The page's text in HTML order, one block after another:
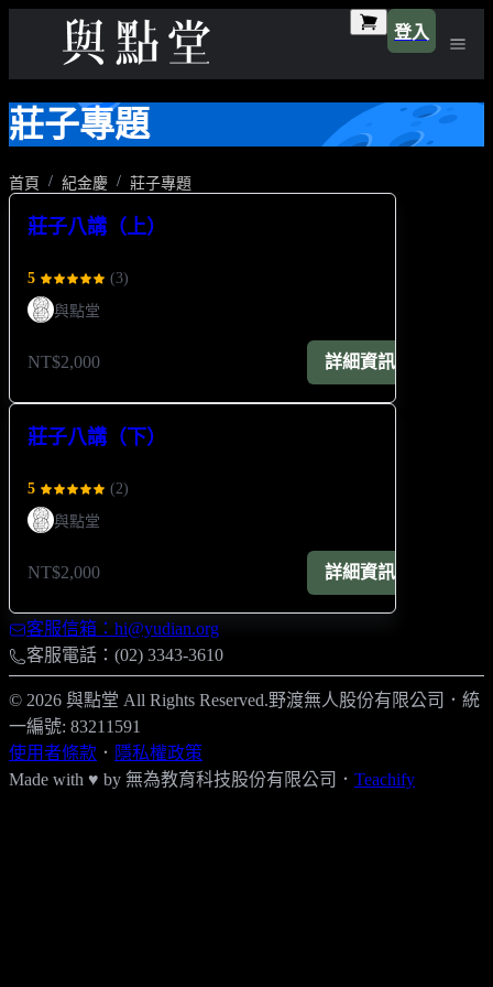
登入
莊子專題
首頁 紀金慶 莊子專題
莊子八講（上）
5 (3)
與點堂
NT$2,000 詳細資訊
莊子八講（下）
5 (2)
與點堂
NT$2,000 詳細資訊
客服信箱：hi@yudian.org
客服電話：(02) 3343-3610
© 2026 與點堂 All Rights Reserved.野渡無人股份有限公司 ． 統
一編號: 83211591
使用者條款 ． 隱私權政策
Made with ♥ by 無為教育科技股份有限公司． Teachify